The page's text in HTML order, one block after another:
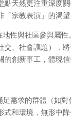
天然更注重深度
宗教表演」的渴望
性與社區參與屬
、社會議題），
創新事工，體現信
需求的群體（如
和環境，無形中